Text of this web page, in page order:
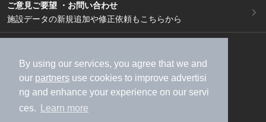
By using our services, you agree that we and
our partners use cookies to improve advertisi
ng and enhance your experience on our servi
ces.
Learn more
ご意見ご要望 ・お問い合わせ
施設データの新規追加や修正依頼もこちらから
加盟店募集（資料請求）
広告出稿のご案内
利用規約
ライフスタイルMEMBERS+規約
特定商取引法に基づく表記
ヘルプ
採用情報
運営会社